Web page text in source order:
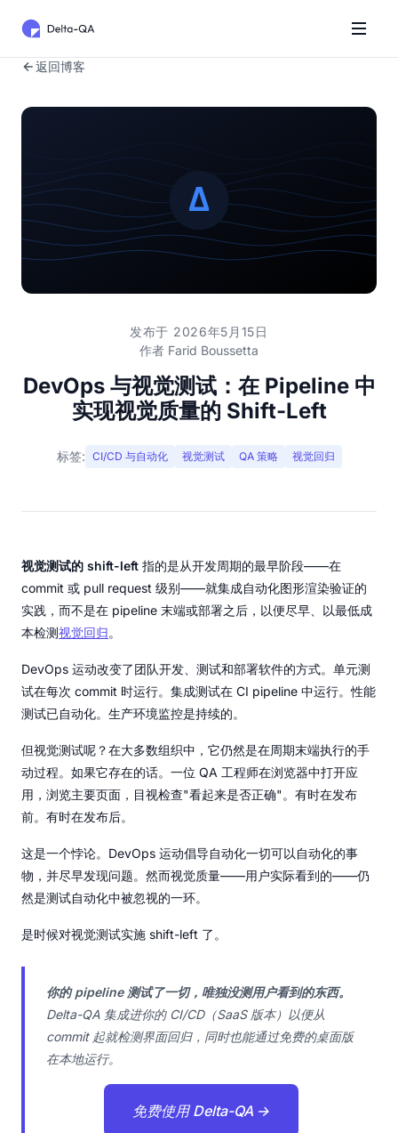
返回博客
发布于 2026年5月15日
作者 Farid Boussetta
DevOps 与视觉测试：在 Pipeline 中
实现视觉质量的 Shift-Left
标签: CI/CD 与自动化 视觉测试 QA 策略 视觉回归
视觉测试的 shift-left 指的是从开发周期的最早阶段——在
commit 或 pull request 级别——就集成自动化图形渲染验证的
实践，而不是在 pipeline 末端或部署之后，以便尽早、以最低成
本检测视觉回归。
DevOps 运动改变了团队开发、测试和部署软件的方式。单元测
试在每次 commit 时运行。集成测试在 CI pipeline 中运行。性能
测试已自动化。生产环境监控是持续的。
但视觉测试呢？在大多数组织中，它仍然是在周期末端执行的手
动过程。如果它存在的话。一位 QA 工程师在浏览器中打开应
用，浏览主要页面，目视检查"看起来是否正确"。有时在发布
前。有时在发布后。
这是一个悖论。DevOps 运动倡导自动化一切可以自动化的事
物，并尽早发现问题。然而视觉质量——用户实际看到的——仍
然是测试自动化中被忽视的一环。
是时候对视觉测试实施 shift-left 了。
你的 pipeline 测试了一切，唯独没测用户看到的东西。
Delta-QA 集成进你的 CI/CD（SaaS 版本）以便从
commit 起就检测界面回归，同时也能通过免费的桌面版
在本地运行。
免费使用 Delta-QA →